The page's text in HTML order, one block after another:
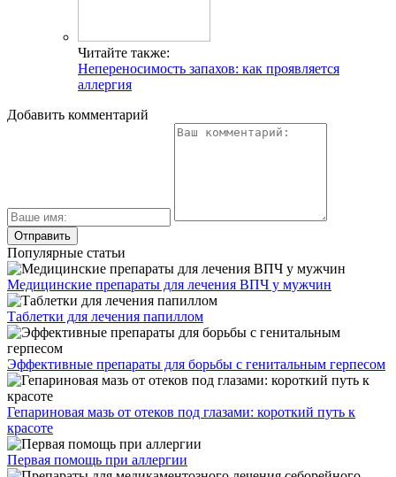
Читайте также:
Непереносимость запахов: как проявляется
аллергия
Добавить комментарий
Популярные статьи
Медицинские препараты для лечения ВПЧ у мужчин
Таблетки для лечения папиллом
Эффективные препараты для борьбы с генитальным герпесом
Гепариновая мазь от отеков под глазами: короткий путь к
красоте
Первая помощь при аллергии